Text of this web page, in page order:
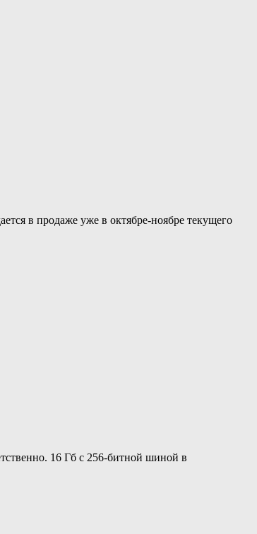
в продаже уже в октябре-ноябре текущего
16 Гб с 256-битной шиной в